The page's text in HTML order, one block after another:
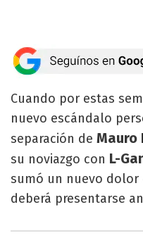
Cuando por estas
nuevo escándalo
separación de Mauro
su noviazgo con L-
sumó un nuevo dolor
deberá presentarse